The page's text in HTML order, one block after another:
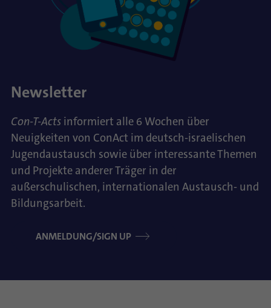
Newsletter
Con-T-Acts informiert alle 6 Wochen über
Neuigkeiten von ConAct im deutsch-israelischen
Jugendaustausch sowie über interessante Themen
und Projekte anderer Träger in der
außerschulischen, internationalen Austausch- und
Bildungsarbeit.
ANMELDUNG/SIGN UP